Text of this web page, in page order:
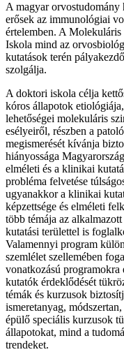
A magyar orvostudomány
erősek az immunológiai
értelemben. A
Iskola mind az
kutatások terén
szolgálja.
A doktori iskola célja
kóros állapotok
lehetőségei molekuláris
esélyeiről, részben a
megismerését kívánja
hiányossága
elméleti és a klinikai
probléma felvetése
ugyanakkor a klinikai
képzettsége és elméleti
több témája az
kutatási területtel is
Valamennyi program
szemlélet szellemében
vonatkozású programokra
kutatók érdeklődését
témák és kurzusok
ismeretanyag,
épülő speciális kurzusok
állapotokat, mind a
trendeket.